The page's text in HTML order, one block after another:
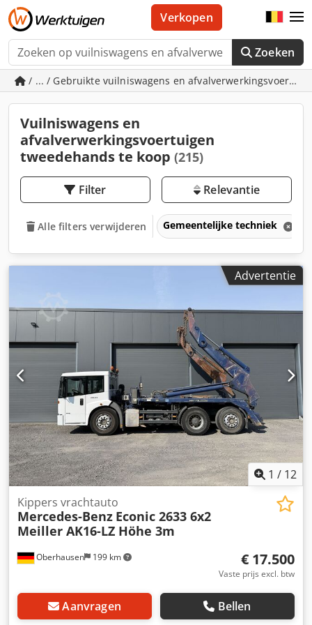
Zoeken
Verkopen
/ ... / Gebruikte vuilniswagens en
Vuilniswagens en
afvalverwerkingsvoertuigen
tweedehands te koop (215)
Filter Relevantie
Alle filters verwijderen Gemeentelijke techniek
Advertentie
1 / 12
Oberhausen 199 km
Kippers vrachtauto
Mercedes-Benz Econic 2633 6x2
Meiller AK16-LZ Höhe 3m
€ 17.500
Vaste prijs excl. btw
Aanvragen Bellen